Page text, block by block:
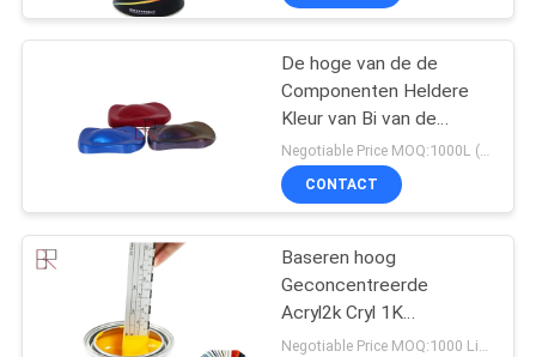
De hoge van de de
Componenten Heldere
Kleur van Bi van de
Adhesiekracht Verf van
de Autorefinish
Negotiable Price MOQ:1000L (gemengde items zijn acceptabel)
CONTACT
Baseren hoog
Geconcentreerde
Acryl2k Cryl 1K
Automobielrefinish-VerfNegotiable Price MOQ:1000 Liter